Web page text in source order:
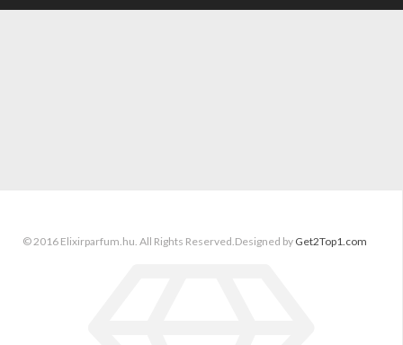
© 2016 Elixirparfum.hu. All Rights Reserved.Designed by Get2Top1.com